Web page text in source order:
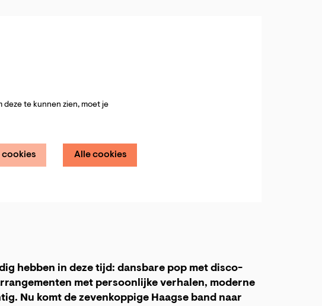
deze te kunnen zien, moet je
cookies Alle cookies
hebben in deze tijd: dansbare pop met disco-
met persoonlijke verhalen, moderne
Nu komt de zevenkoppige Haagse band naar